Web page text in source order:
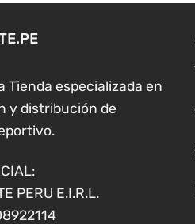
Tienda especializada en
y distribución de
PERU E.I.R.L.